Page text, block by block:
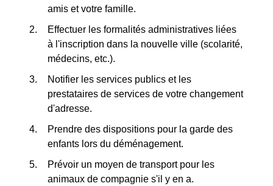
amis et votre famille.
Effectuer les formalités administratives liées
à l'inscription dans la nouvelle ville (scolarité,
médecins, etc.).
Notifier les services publics et les
prestataires de services de votre changement
d'adresse.
Prendre des dispositions pour la garde des
enfants lors du déménagement.
Prévoir un moyen de transport pour les
animaux de compagnie s'il y en a.